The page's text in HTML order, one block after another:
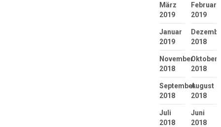
März
2019
Februar
2019
Januar
2019
2018
November
2018
Oktober
2018
September
2018
August
2018
Juli
2018
Juni
2018